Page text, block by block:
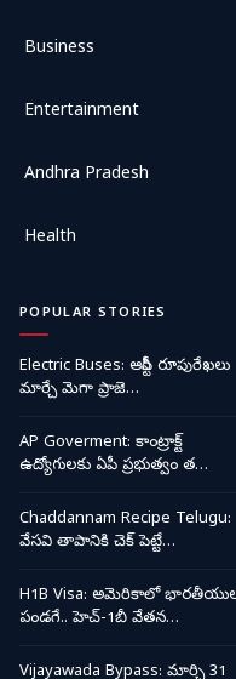
Business
Entertainment
Andhra Pradesh
Health
POPULAR STORIES
Electric Buses: ఆర్టీసీ రూపురేఖలు
మార్చే మెగా ప్రాజె…
AP Goverment: కాంట్రాక్ట్
ఉద్యోగులకు ఏపీ ప్రభుత్వం త…
Chaddannam Recipe Telugu:
వేసవి తాపానికి చెక్ పెట్టే…
H1B Visa: అమెరికాలో
పండగే.. హెచ్-1బీ వేతన…
Vijayawada Bypass: మార్చి 31